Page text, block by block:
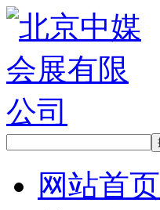
网站首页